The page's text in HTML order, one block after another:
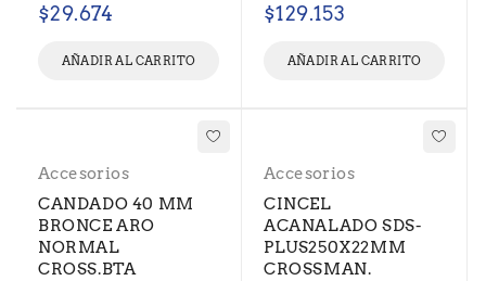
$29.674
AÑADIR AL CARRITO
$129.153
AÑADIR AL CARRITO
Accesorios
CANDADO 40 MM
BRONCE ARO
NORMAL
CROSS.BTA
Accesorios
CINCEL
ACANALADO SDS-
PLUS250X22MM
CROSSMAN.